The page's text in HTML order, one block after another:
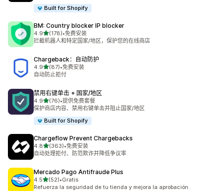
Built for Shopify
BM: Country blocker IP blocker
4.9星（满分 5 星）
(178)
总共 178 条评论
•免费安装
拦截机器人和特定国家/地区，保护您的在线商店
Chargeback：自动防护
4.9星（满分 5 星）
(87)
总共 87 条评论
•免费安装
自动防止拒付
禁用右键单击 + 国家/地区
4.9星（满分 5 星）
(76)
总共 76 条评论
•提供免费套餐
保护商店内容、禁用右键单击并阻止国家/地区
Built for Shopify
Chargeflow Prevent Chargebacks
4.8星（满分 5 星）
(363)
总共 363 条评论
•免费安装
自动处理拒付、防范欺诈并降低争议率
Mercado Pago Antifraude Plus
4.5星（满分 5 星）
(52)
总共 52 条评论
•Gratis
Refuerza la seguridad de tu tienda y mejora la aprobación.